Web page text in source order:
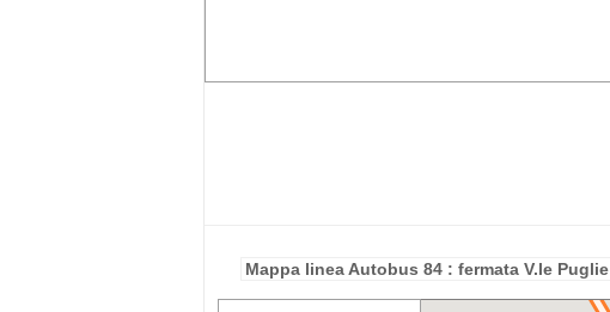
Mappa linea Autobus 84 : fermata V.le Puglie